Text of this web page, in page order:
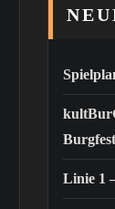
Linie 1